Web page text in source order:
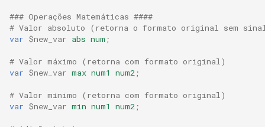
template
timer
tlc
### Operações Matemáticas ####
# Valor absoluto (retorna o formato original sem
var $new_var abs num ;
# Valor máximo (retorna com formato original)
var $new_var max num1 num2 ;
# Valor mínimo (retorna com formato original)
var $new_var min num1 num2 ;